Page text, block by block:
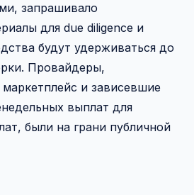
запрашивало
для due diligence и
будут удерживаться до
Провайдеры,
и зависевшие
выплат для
были на грани публичной